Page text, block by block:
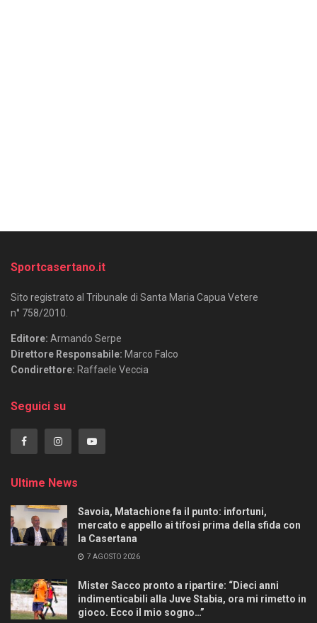
Sportcasertano.it
Sito registrato al Tribunale di Santa Maria Capua Vetere
n° 758/2010.
Editore: Armando Serpe
Direttore Responsabile: Marco Falco
Condirettore: Raffaele Veccia
Seguici su
Ultime News
Savoia, Matachione fa il punto: infortuni,
mercato e appello ai tifosi prima della sfida con
la Casertana
7 AGOSTO 2026
Mister Sacco pronto a ripartire: “Dieci anni
indimenticabili alla Juve Stabia, ora mi rimetto in
gioco. Ecco il mio sogno…”